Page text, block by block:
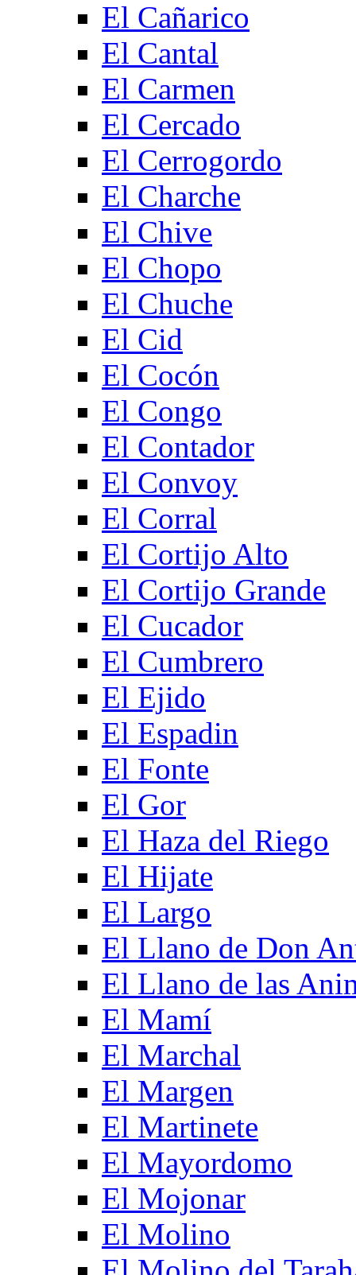
El Cañarico
El Cantal
El Carmen
El Cercado
El Cerrogordo
El Charche
El Chive
El Chopo
El Chuche
El Cid
El Cocón
El Congo
El Contador
El Convoy
El Corral
El Cortijo Alto
El Cortijo Grande
El Cucador
El Cumbrero
El Ejido
El Espadin
El Fonte
El Gor
El Haza del Riego
El Hijate
El Largo
El Llano de Don
El Llano de las
El Mamí
El Marchal
El Margen
El Martinete
El Mayordomo
El Mojonar
El Molino